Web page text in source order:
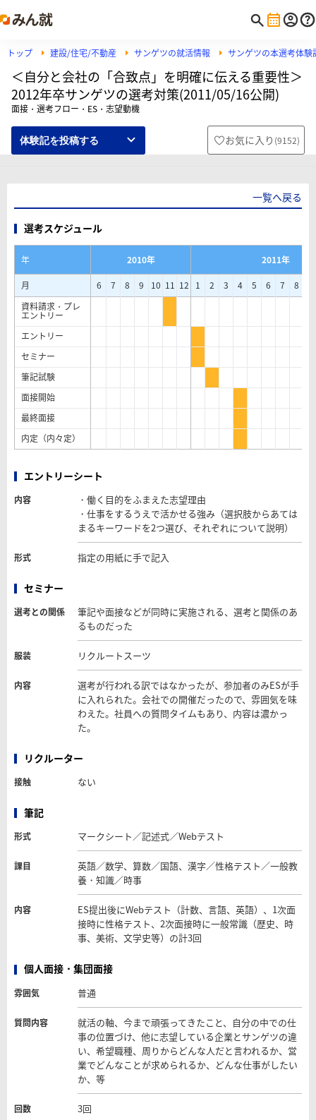
トップ 建設/住宅/不動産 サンゲツの就活情報 サンゲツの本選考体験
＜自分と会社の「合致点」を明確に伝える重要性＞
2012年卒サンゲツの選考対策(2011/05/16公開)
面接・選考フロー・ES・志望動機
体験記を投稿する お気に入り (9152)
一覧へ戻る
選考スケジュール
年 2010年
2011年
月
6 7 8 9 10 11 12 1 2 3 4 5 6 7 8
資料請求・プレ
エントリー
エントリー
セミナー
筆記試験
面接開始
最終面接
内定（内々定）
エントリーシート
内容
・働く目的をふまえた志望理由
・仕事をするうえで活かせる強み（選択肢からあては
まるキーワードを2つ選び、それぞれについて説明）
形式 指定の用紙に手で記入
セミナー
選考との関係
筆記や面接などが同時に実施される、選考と関係のあ
るものだった
服装 リクルートスーツ
内容
選考が行われる訳ではなかったが、参加者のみESが手
に入れられた。会社での開催だったので、雰囲気を味
わえた。社員への質問タイムもあり、内容は濃かっ
た。
リクルーター
接触 ない
筆記
形式 マークシート／記述式／Webテスト
課目
英語／数学、算数／国語、漢字／性格テスト／一般教
養・知識／時事
内容
ES提出後にWebテスト（計数、言語、英語）、1次面
接時に性格テスト、2次面接時に一般常識（歴史、時
事、美術、文学史等）の計3回
個人面接・集団面接
雰囲気 普通
質問内容
就活の軸、今まで頑張ってきたこと、自分の中での仕
事の位置づけ、他に志望している企業とサンゲツの違
い、希望職種、周りからどんな人だと言われるか、営
業でどんなことが求められるか、どんな仕事がしたい
か、等
回数 3回